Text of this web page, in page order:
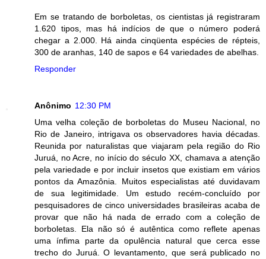
Em se tratando de borboletas, os cientistas já registraram
1.620 tipos, mas há indícios de que o número poderá
chegar a 2.000. Há ainda cinqüenta espécies de répteis,
300 de aranhas, 140 de sapos e 64 variedades de abelhas.
Responder
Anônimo 12:30 PM
Uma velha coleção de borboletas do Museu Nacional, no
Rio de Janeiro, intrigava os observadores havia décadas.
Reunida por naturalistas que viajaram pela região do Rio
Juruá, no Acre, no início do século XX, chamava a atenção
pela variedade e por incluir insetos que existiam em vários
pontos da Amazônia. Muitos especialistas até duvidavam
de sua legitimidade. Um estudo recém-concluído por
pesquisadores de cinco universidades brasileiras acaba de
provar que não há nada de errado com a coleção de
borboletas. Ela não só é autêntica como reflete apenas
uma ínfima parte da opulência natural que cerca esse
trecho do Juruá. O levantamento, que será publicado no